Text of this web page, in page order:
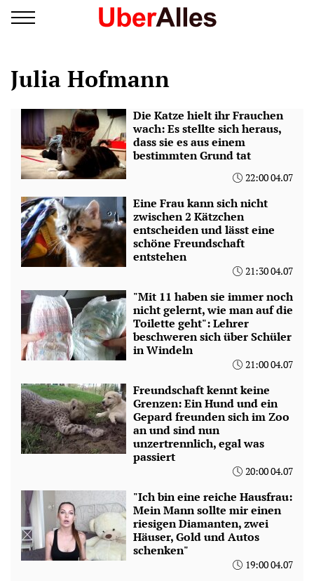
Julia Hofmann
Die Katze hielt ihr Frauchen
wach: Es stellte sich heraus,
dass sie es aus einem
bestimmten Grund tat
22:00 04.07
Eine Frau kann sich nicht
zwischen 2 Kätzchen
entscheiden und lässt eine
schöne Freundschaft
entstehen
21:30 04.07
"Mit 11 haben sie immer noch
nicht gelernt, wie man auf die
Toilette geht": Lehrer
beschweren sich über Schüler
in Windeln
21:00 04.07
Freundschaft kennt keine
Grenzen: Ein Hund und ein
Gepard freunden sich im Zoo
an und sind nun
unzertrennlich, egal was
passiert
20:00 04.07
"Ich bin eine reiche Hausfrau:
Mein Mann sollte mir einen
riesigen Diamanten, zwei
Häuser, Gold und Autos
schenken"
19:00 04.07